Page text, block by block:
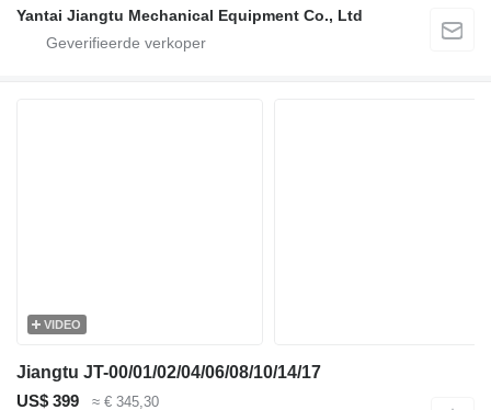
Yantai Jiangtu Mechanical Equipment Co., Ltd
VIDEO
Jiangtu JT-00/01/02/04/06/08/10/14/17
US$ 399
≈ € 345,30